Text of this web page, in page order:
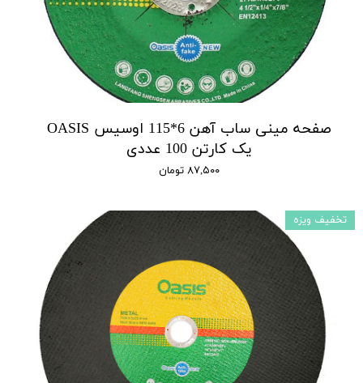
صفحه مینی ساب آهن 6*115 اوسیس OASIS
یک کارتن 100 عددی
۸۷,۵۰۰ تومان
تخفیف ویزه